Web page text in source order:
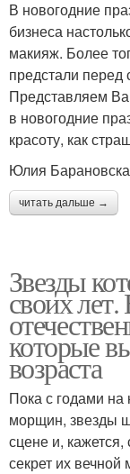
В новогодние
бизнеса
макияж. Более
предстали перед
Представляем
в новогодние
красоту, как
Юлия
читать дальше →
Звезды
своих
которые
возраста
Пока с годами
морщин, звезды
сцене и,
секрет их вечной